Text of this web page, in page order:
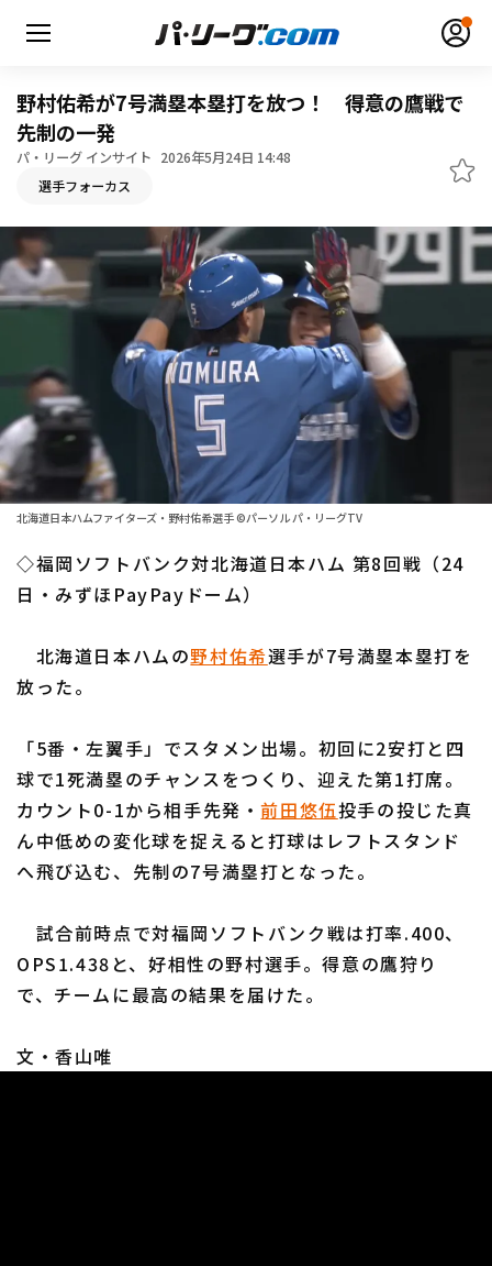
HOME
動画
日程・結果
順位表･成績
1軍公式戦
ファーム東地区
ファーム西地区
選手名鑑
選手名鑑トップ
北海道日本ハムファイターズ
東北楽天ゴールデンイーグルス
埼玉西武ライオンズ
オリックス・バファローズ
福岡ソフトバンクホークス
ニュース
設定
野村佑希が7号満塁本塁打を放つ！ 得意の鷹戦で
先制の一発
パ・リーグ インサイト 2026年5月24日 14:48
選手フォーカス
北海道日本ハムファイターズ・野村佑希選手 ©パーソル パ・リーグTV
◇福岡ソフトバンク対北海道日本ハム 第8回戦（24
日・みずほPayPayドーム）
北海道日本ハムの野村佑希選手が7号満塁本塁打を
放った。
「5番・左翼手」でスタメン出場。初回に2安打と四
球で1死満塁のチャンスをつくり、迎えた第1打席。
カウント0-1から相手先発・前田悠伍投手の投じた真
ん中低めの変化球を捉えると打球はレフトスタンド
へ飛び込む、先制の7号満塁打となった。
試合前時点で対福岡ソフトバンク戦は打率.400、
OPS1.438と、好相性の野村選手。得意の鷹狩り
で、チームに最高の結果を届けた。
文・香山唯